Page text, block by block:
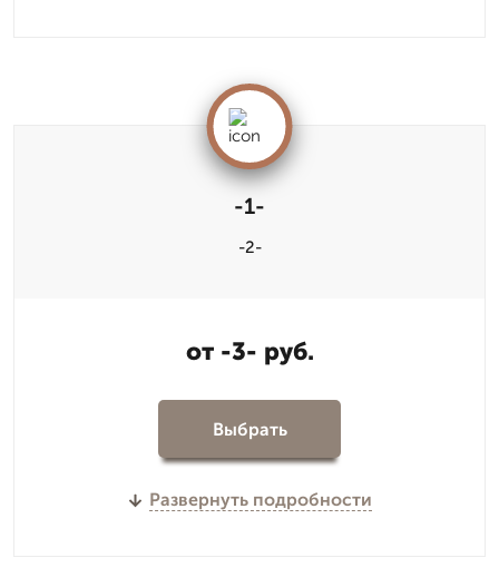
-1-
-2-
от -3- руб.
Выбрать
Развернуть подробности